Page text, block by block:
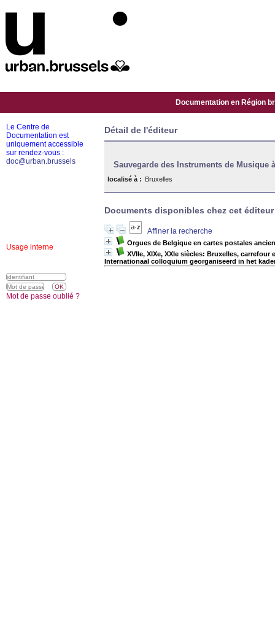
Documentation en Région
Détail de l'éditeur
Sauvegarde des Instruments de Musique
localisé à : Bruxelles
Documents disponibles chez cet éditeur
Affiner la recherche
Orgues de Belgique en cartes postales
XVIIe, XIXe, XXIe siècles: Bruxelles,
Internationaal colloquium georganiseerd in het
Le Centre de
Documentation est
uniquement accessible
sur rendez-vous :
doc@urban.brussels
Usage interne
Mot de passe oublié ?